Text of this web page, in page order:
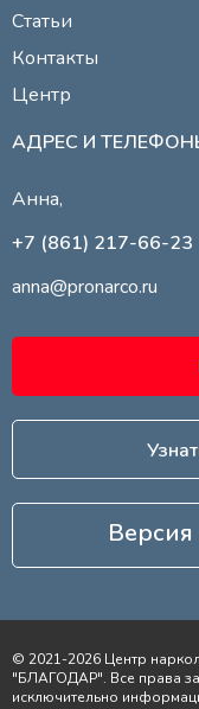
Статьи
Контакты
Центр
АДРЕС И
Анна,
+7 (861) 217-66-23
anna@pronarco.ru
© 2021-2026 Центр
"БЛАГОДАР". Все права
исключительно